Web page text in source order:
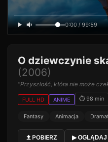
0:00 / 99:59
O dziewczynie
(2006)
"Przyszłość, która nie może
FULL HD ANIME ⏱ 98 min
Fantasy Animacja
POBIERZ ▶ OGLĄDAJ